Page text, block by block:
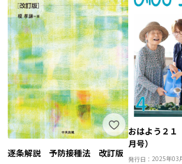
逐条解説 予防接種法 改訂版
おはよう２
月号）
発行日： 2025年03